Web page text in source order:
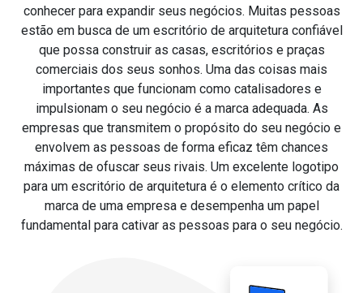
conhecer para expandir seus negócios. Muitas pessoas
estão em busca de um escritório de arquitetura confiável
que possa construir as casas, escritórios e praças
comerciais dos seus sonhos. Uma das coisas mais
importantes que funcionam como catalisadores e
impulsionam o seu negócio é a marca adequada. As
empresas que transmitem o propósito do seu negócio e
envolvem as pessoas de forma eficaz têm chances
máximas de ofuscar seus rivais. Um excelente logotipo
para um escritório de arquitetura é o elemento crítico da
marca de uma empresa e desempenha um papel
fundamental para cativar as pessoas para o seu negócio.